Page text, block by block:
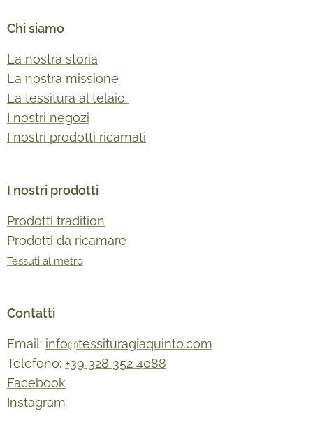
Chi siamo
La nostra storia
La nostra missione
La tessitura al telaio
I nostri negozi
I nostri prodotti ricamati
I nostri prodotti
Prodotti tradition
Prodotti da ricamare
Tessuti al metro
Contatti
Email: info@tessituragiaquinto.com
Telefono: +39 328 352 4088
Facebook
Instagram